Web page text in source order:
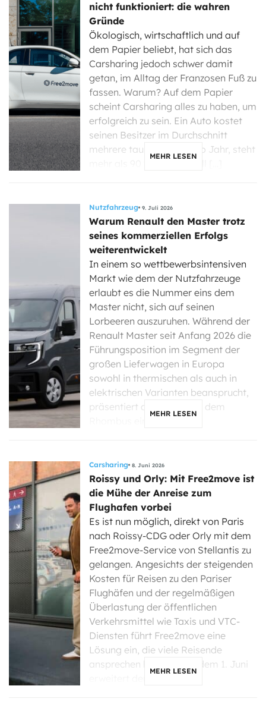
nicht funktioniert: die wahren
Gründe
Ökologisch, wirtschaftlich und auf
dem Papier beliebt, hat sich das
Carsharing jedoch schwer damit
getan, im Alltag der Franzosen Fuß zu
fassen. Warum? Auf dem Papier
scheint Carsharing alles zu haben, um
erfolgreich zu sein. Ein Auto kostet
seinen Besitzer im Durchschnitt
mehrere tausend Euro pro Jahr, steht
MEHR LESEN
Nutzfahrzeug 9. Juli 2026
Warum Renault den Master trotz
seines kommerziellen Erfolgs
weiterentwickelt
In einem so wettbewerbsintensiven
Markt wie dem der Nutzfahrzeuge
erlaubt es die Nummer eins dem
Master nicht, sich auf seinen
Lorbeeren auszuruhen. Während der
Renault Master seit Anfang 2026 die
Führungsposition im Segment der
großen Lieferwagen in Europa
sowohl in thermischen als auch in
elektrischen Varianten beansprucht,
präsentiert die Marke mit dem
MEHR LESEN
Carsharing 8. Juni 2026
Roissy und Orly: Mit Free2move ist
die Mühe der Anreise zum
Flughafen vorbei
Es ist nun möglich, direkt von Paris
nach Roissy-CDG oder Orly mit dem
Free2move-Service von Stellantis zu
gelangen. Angesichts der steigenden
Kosten für Reisen zu den Pariser
Flughäfen und der regelmäßigen
Überlastung der öffentlichen
Verkehrsmittel wie Taxis und VTC-
Diensten führt Free2move eine
Lösung ein, die viele Reisende
ansprechen könnte. Seit dem 1. Juni
MEHR LESEN